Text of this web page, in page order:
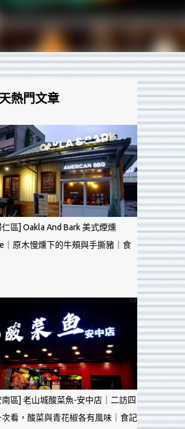
熱門文章
區] Oakla And Bark 美式煙燻
｜原木慢燻下的牛頰與手撕豬｜食
區] 老山城酸菜魚-安中店｜二訪四
看，酸菜與青花椒各有風味｜食記